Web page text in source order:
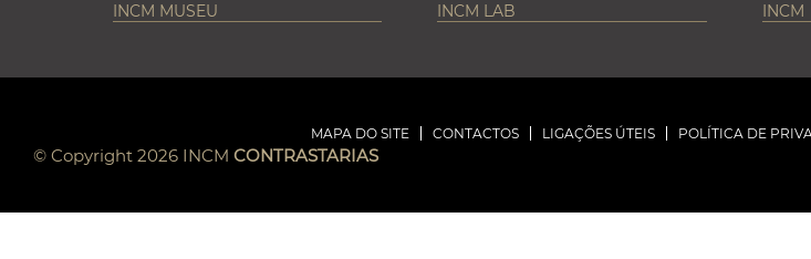
INCM MUSEU INCM LAB INCM
MAPA DO SITE CONTACTOS LIGAÇÕES ÚTEIS POLÍTICA DE
© Copyright 2026 INCM CONTRASTARIAS